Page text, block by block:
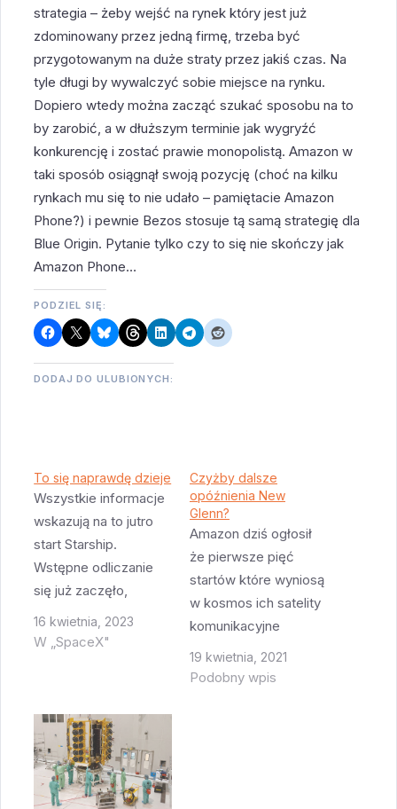
strategia – żeby wejść na rynek który jest już
zdominowany przez jedną firmę, trzeba być
przygotowanym na duże straty przez jakiś czas. Na
tyle długi by wywalczyć sobie miejsce na rynku.
Dopiero wtedy można zacząć szukać sposobu na to
by zarobić, a w dłuższym terminie jak wygryźć
konkurencję i zostać prawie monopolistą. Amazon w
taki sposób osiągnął swoją pozycję (choć na kilku
rynkach mu się to nie udało – pamiętacie Amazon
Phone?) i pewnie Bezos stosuje tą samą strategię dla
Blue Origin. Pytanie tylko czy to się nie skończy jak
Amazon Phone…
PODZIEL SIĘ:
DODAJ DO ULUBIONYCH:
To się naprawdę dzieje
Wszystkie informacje
wskazują na to jutro
start Starship.
Wstępne odliczanie
się już zaczęło,
wszystko jest tak
policzone by start
lokalnego co oznacza
8 rano u mnie i 14 w
Polsce. W
międzyczasie pojawiły
16 kwietnia, 2023
W „SpaceX"
Czyżby dalsze
opóźnienia New
Glenn?
Amazon dziś ogłosił
że pierwsze pięć
startów które wyniosą
w kosmos ich satelity
komunikacyjne
projektu Kuiper
odbędzie się rakietami
19 kwietnia, 2021
Podobny wpis